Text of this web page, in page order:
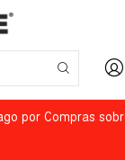
por Compras